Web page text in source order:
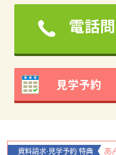
電話
見学予約